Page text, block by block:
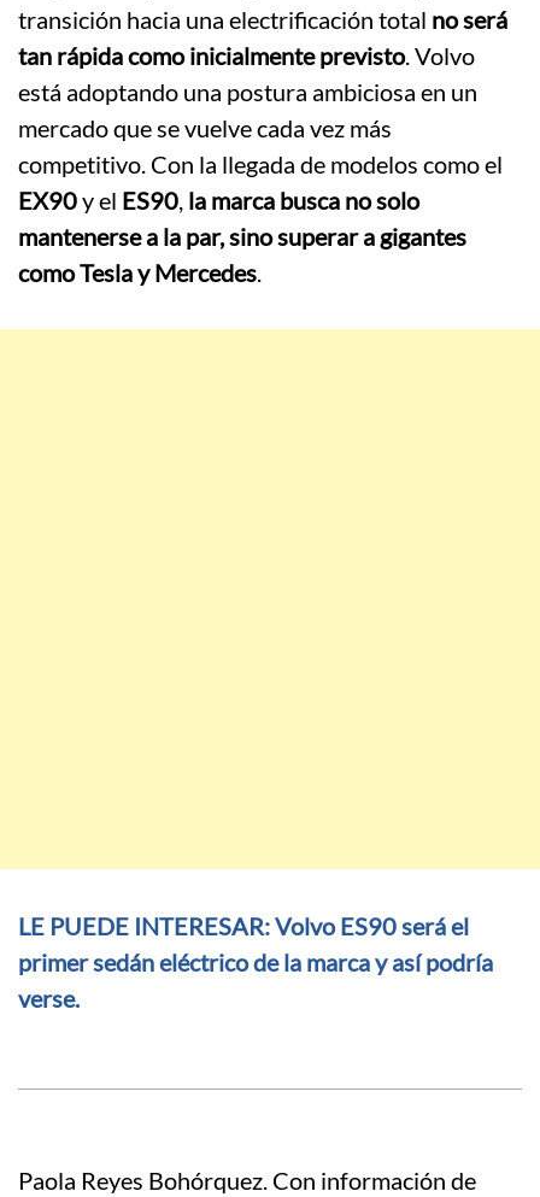
transición hacia una electrificación total no será
tan rápida como inicialmente previsto. Volvo
está adoptando una postura ambiciosa en un
mercado que se vuelve cada vez más
competitivo. Con la llegada de modelos como el
EX90y el ES90, la marca busca no solo
mantenerse a la par, sino superar a gigantes
como Tesla y Mercedes.
LE PUEDE INTERESAR: Volvo ES90 será el
primer sedán eléctrico de la marca y así podría
verse.
Paola Reyes Bohórquez. Con información de